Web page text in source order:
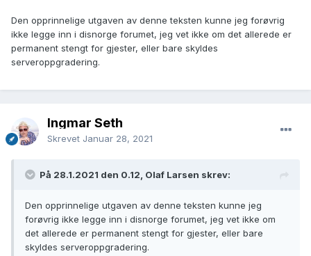
Den opprinnelige utgaven av denne teksten kunne jeg forøvrig
ikke legge inn i disnorge forumet, jeg vet ikke om det allerede er
permanent stengt for gjester, eller bare skyldes
serveroppgradering.
Ingmar Seth
Skrevet Januar 28, 2021
På 28.1.2021 den 0.12, Olaf Larsen skrev:
Den opprinnelige utgaven av denne teksten kunne jeg
forøvrig ikke legge inn i disnorge forumet, jeg vet ikke om
det allerede er permanent stengt for gjester, eller bare
skyldes serveroppgradering.